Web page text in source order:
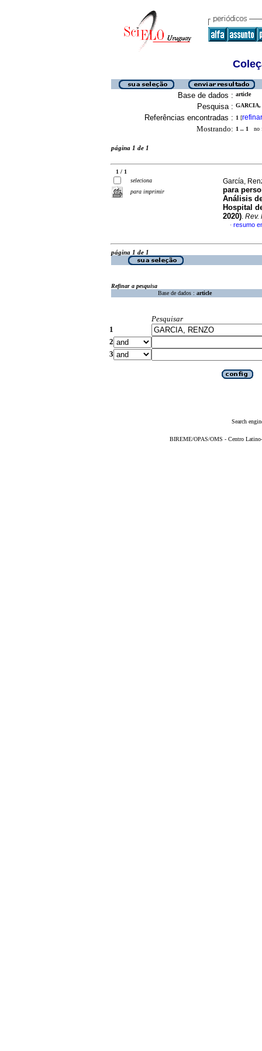
Base de dados : article
Pesquisa :
Referências encontradas : 1 [refinar
Mostrando: 1 .. 1 no
página 1 de 1
1 / 1
seleciona
para imprimir
García,
para
Análisis
Hospital
2020). Rev.
· resumo
página 1 de 1
Refinar a pesquisa
Base de dados : article
Pesquisar
1
2
3
Search
BIREME/OPAS/OMS - Centro Latino-